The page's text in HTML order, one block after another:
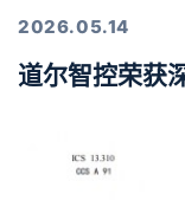
2026.05.14
道尔智控荣获